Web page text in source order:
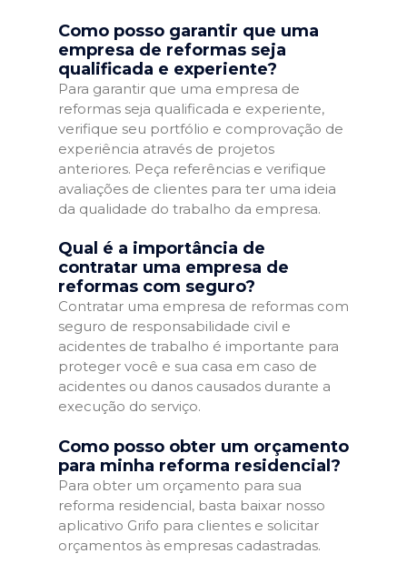
Como posso garantir que uma
empresa de reformas seja
qualificada e experiente?
Para garantir que uma empresa de
reformas seja qualificada e experiente,
verifique seu portfólio e comprovação de
experiência através de projetos
anteriores. Peça referências e verifique
avaliações de clientes para ter uma ideia
da qualidade do trabalho da empresa.
Qual é a importância de
contratar uma empresa de
reformas com seguro?
Contratar uma empresa de reformas com
seguro de responsabilidade civil e
acidentes de trabalho é importante para
proteger você e sua casa em caso de
acidentes ou danos causados durante a
execução do serviço.
Como posso obter um orçamento
para minha reforma residencial?
Para obter um orçamento para sua
reforma residencial, basta baixar nosso
aplicativo Grifo para clientes e solicitar
orçamentos às empresas cadastradas.